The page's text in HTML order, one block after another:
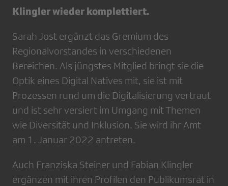
Klingler wieder komplettiert.
Sarah Jost ergänzt das Gremium des
Regionalvorstandes in verschiedenen
Bereichen. Als jüngstes Mitglied bringt sie die
Optik eines Digital Natives mit, sie ist mit
Prozessen rund um die Digitalisierung vertraut
und ist sehr versiert im Umgang mit Themen
wie Diversität und Inklusion. Sie wird ihr Amt
am 1. Januar 2022 antreten.
Auch Franziska Steiner und Fabian Klingler
ergänzen mit ihren Profilen den Publikumsrat in